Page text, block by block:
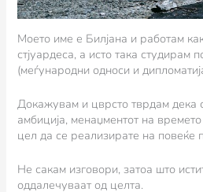
Моето име е Билјана и работам
стјуардеса, а исто така студирам
(меѓународни односи и
Докажувам и цврсто тврдам дека
амбиција, менаџментот на
цел да се реализирате на повеќе
Не сакам изговори, затоа што
оддалечуваат од целта.